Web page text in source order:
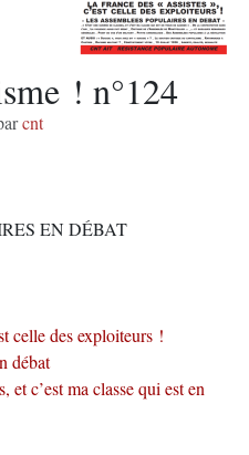
! n°124
cnt
EN DÉBAT
celle des exploiteurs !
débat
et c’est ma classe qui est en